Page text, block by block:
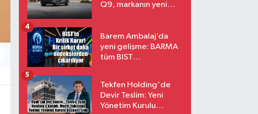
Q9, markanın yeni
Barem Ambalaj’da
yeni gelişme: BARMA
tüm BIST
4
Tekfen Holding'de
Devir Teslim: Yeni
Yönetim Kurulu
5